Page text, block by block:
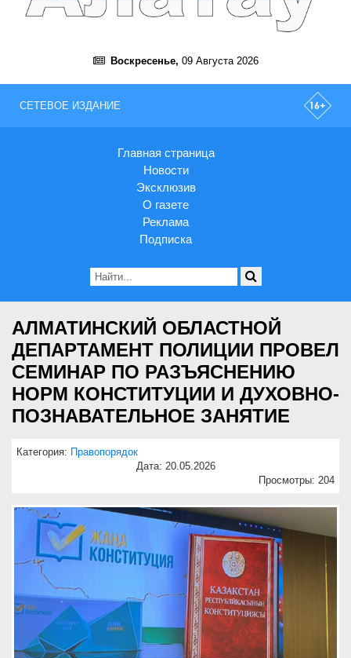
Воскресенье, 09 Августа 2026
СЕТЕВОЕ ИЗДАНИЕ
Главная страница
Новости
Эксклюзив
О газете
Реклама
Подписка
AЛМАТИНСКИЙ ОБЛАСТНОЙ
ДЕПАРТАМЕНТ ПОЛИЦИИ ПРОВЕЛ
СЕМИНАР ПО РАЗЪЯСНЕНИЮ
НОРМ КОНСТИТУЦИИ И ДУХОВНО-
ПОЗНАВАТЕЛЬНОЕ ЗАНЯТИЕ
Категория: Правопорядок
Дата: 20.05.2026
Просмотры: 204